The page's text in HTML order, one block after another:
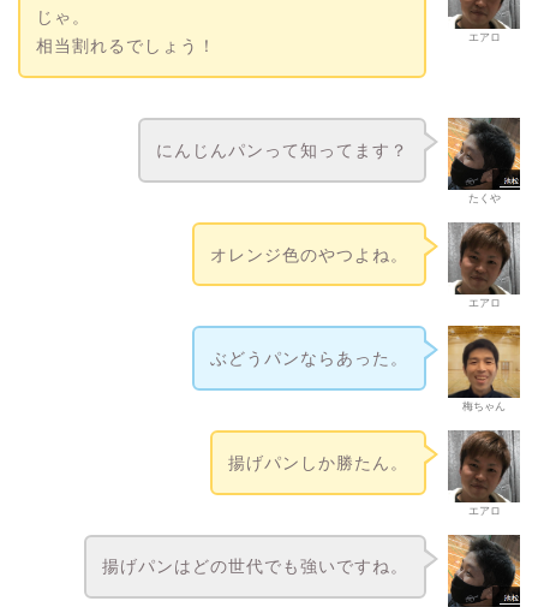
エアロ
じゃ。
相当割れるでしょう！
たくや
にんじんパンって知ってます？
エアロ
オレンジ色のやつよね。
梅ちゃん
ぶどうパンならあった。
エアロ
揚げパンしか勝たん。
揚げパンはどの世代でも強いですね。